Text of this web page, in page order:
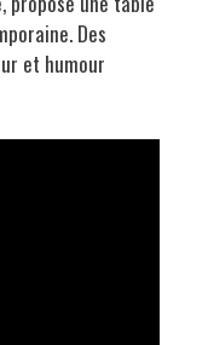
Des
et humour